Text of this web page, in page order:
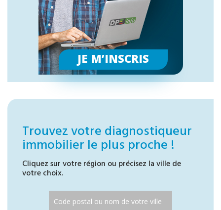
JE M’INSCRIS
Trouvez votre diagnostiqueur
immobilier le plus proche !
Cliquez sur votre région ou précisez la ville de
votre choix.